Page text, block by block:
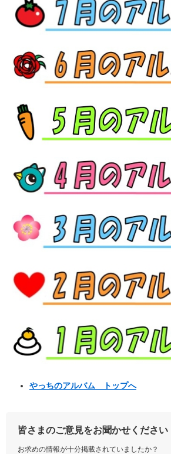
やっちのアルバム トップへ
皆さまのご意見をお聞かせください
お求めの情報が十分掲載されていましたか？